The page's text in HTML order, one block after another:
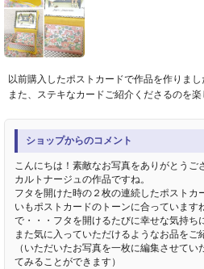
以前購入したポストカードで作品を作りまし
また、ステキなカードご紹介くださるのを楽
ショップからのコメント
こんにちは！素敵なお写真をありがとうご
カルトナージュの作品ですね。
フタを開けた時の２枚の連続したポストカ
いもポストカードのトーンに合っています
で・・・フタを開けるたびに幸せな気持ち
また気に入っていただけるようなお品をご
（いただいたお写真を一枚に編集させて
てみることができます）